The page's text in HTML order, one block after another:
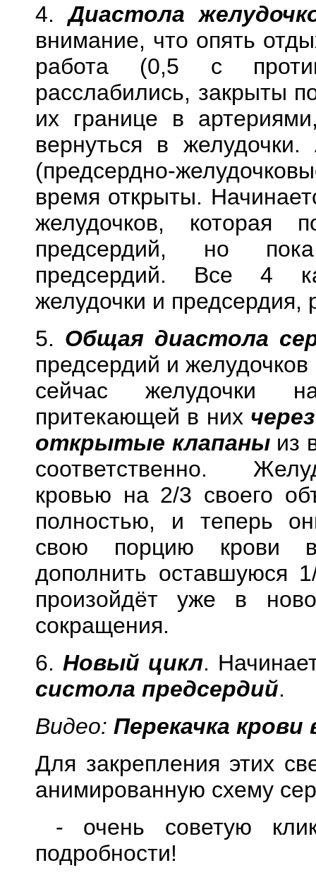
4.Диастола
внимание, что опять
работа (0,5 с
расслабились, закрыты
их границе в
вернуться в желудочки.
(предсердно-
время открыты.
желудочков, которая
предсердий, но
предсердий. Все 4
желудочки и предсердия,
5. Общая диастола
предсердий и
сейчас желудочки
притекающей в них
открытые клапаны из
соответственно.
кровью на 2/3 своего
полностью, и теперь
свою порцию крови
дополнить оставшуюся
произойдёт уже в
сокращения.
6. Новый цикл.
систола предсердий.
Видео: Перекачка крови
Для закрепления этих
анимированную схему
- очень советую
подробности!